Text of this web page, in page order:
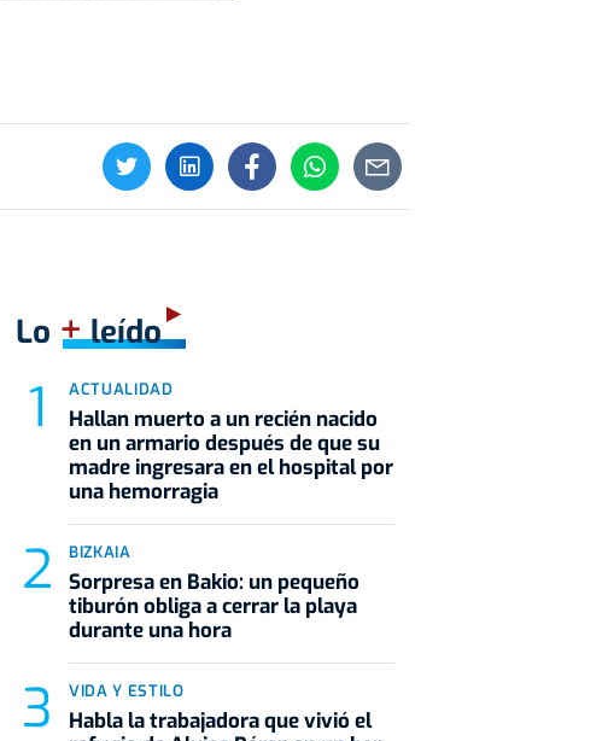
Lo +leído
ACTUALIDAD
Hallan muerto a un recién nacido
en un armario después de que su
madre ingresara en el hospital por
una hemorragia
BIZKAIA
Sorpresa en Bakio: un pequeño
tiburón obliga a cerrar la playa
durante una hora
VIDA Y ESTILO
Habla la trabajadora que vivió el